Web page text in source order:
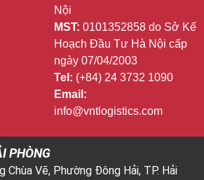
Nội
MST: 0101352858 do Sở Kế
Hoạch Đầu Tư Hà Nội cấp
ngày 07/04/2003
Tel: (+84) 24 3732 1090
Email:
info@vntlogistics.com
PHÒNG
Chùa Vẽ, Phường Đông Hải, TP. Hải